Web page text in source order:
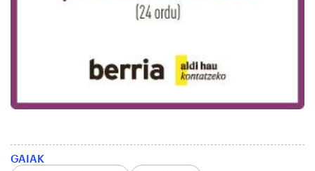
GAIAK